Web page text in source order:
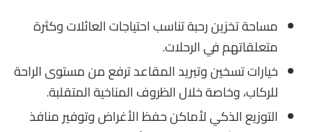
مساحة تخزين رحبة تناسب احتياجات العائلات وكثرة
متعلقاتهم في الرحلات.
خيارات تسخين وتبريد المقاعد ترفع من مستوى الراحة
للركاب، وخاصة خلال الظروف المناخية المتقلبة.
التوزيع الذكي لأماكن حفظ الأغراض وتوفير منافذ